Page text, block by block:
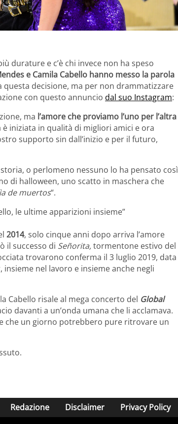
durature e c’è chi invece non ha speso
e Camila Cabello hanno messo la parola
decisione, ma per non drammatizzare
con questo annuncio dal suo Instagram:
ma l’amore che proviamo l’uno per l’altra
è iniziata in qualità di migliori amici e ora
supporto sin dall’inizio e per il futuro,
o perlomeno nessuno lo ha pensato così
di halloween, uno scatto in maschera che
de muertos“.
le ultime apparizioni insieme”
2014, solo cinque anni dopo arriva l’amore
il successo di Señorita,tormentone estivo del
trovarono conferma il 3 luglio 2019, data
nel lavoro e insieme anche negli
Cabello risale al mega concerto del Global
davanti a un’onda umana che li acclamava.
che un giorno potrebbero pure ritrovare un
Redazione Disclaimer Privacy Policy